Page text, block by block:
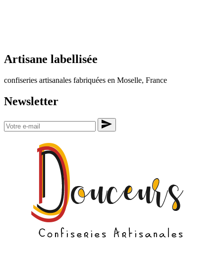
Artisane labellisée
confiseries artisanales fabriquées en Moselle, France
Newsletter